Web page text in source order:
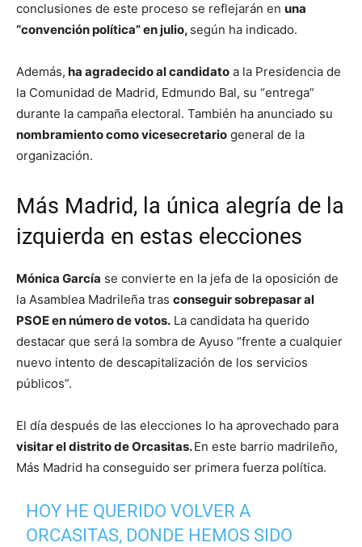
conclusiones de este proceso se reflejarán en una
“convención política” en julio, según ha indicado.
Además, ha agradecido al candidato a la Presidencia de
la Comunidad de Madrid, Edmundo Bal, su “entrega”
durante la campaña electoral. También ha anunciado su
nombramiento como vicesecretario general de la
organización.
Más Madrid, la única alegría de la
izquierda en estas elecciones
Mónica García se convierte en la jefa de la oposición de
la Asamblea Madrileña tras conseguir sobrepasar al
PSOE en número de votos. La candidata ha querido
destacar que será la sombra de Ayuso “frente a cualquier
nuevo intento de descapitalización de los servicios
públicos”.
El día después de las elecciones lo ha aprovechado para
visitar el distrito de Orcasitas.En este barrio madrileño,
Más Madrid ha conseguido ser primera fuerza política.
HOY HE QUERIDO VOLVER A
ORCASITAS, DONDE HEMOS SIDO